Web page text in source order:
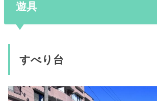
遊具
すべり台